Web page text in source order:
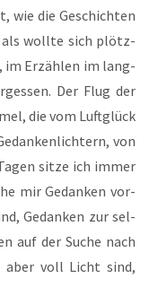
wie die Geschich­ten
als woll­te sich plötz­
im Erzäh­len im lang­
Der Flug der
die vom Luft­glück
von
sit­ze ich immer
mir Gedan­ken vor­
Gedan­ken zur sel­
auf der Suche nach
aber voll Licht sind,